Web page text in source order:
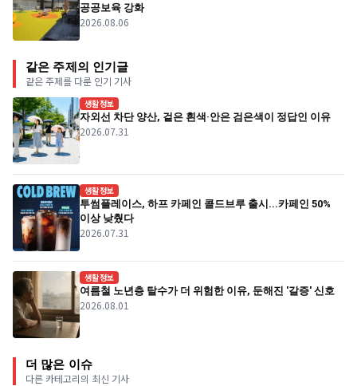
공공보육 강화
2026.08.06
같은 주제의 인기글
같은 주제를 다룬 인기 기사
생활정보
자외선 차단 양산, 겉은 흰색·안은 검은색이 정답인 이유
2026.07.31
생활정보
투썸플레이스, 하프 카페인 콜드브루 출시...카페인 50%
이상 낮췄다
2026.07.31
생활정보
여름철 노년층 탈수가 더 위험한 이유, 둔해진 '갈증' 신호
2026.08.01
더 많은 이슈
다른 카테고리의 최신 기사